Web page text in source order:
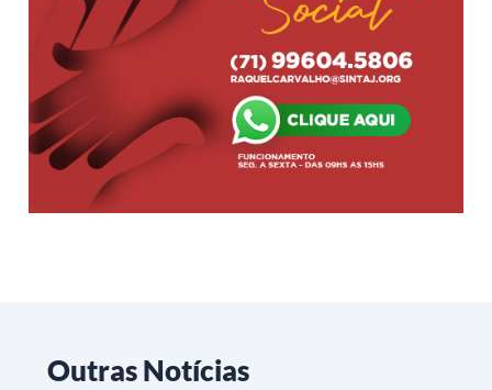
Outras Notícias